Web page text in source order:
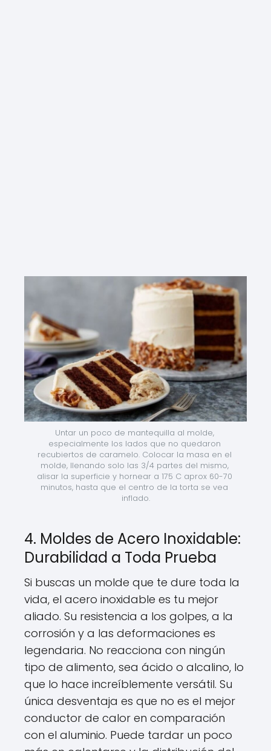
Untar un poco de mantequilla al molde,
especialmente los lados que no quedaron
recubiertos de caramelo. Colocar la masa en el
molde, llenando solo las 3/4 partes del mismo,
alisar la superficie y hornear a 175 C aprox 60-70
minutos, hasta que el centro de la torta se vea
inflado.
4. Moldes de Acero Inoxidable:
Durabilidad a Toda Prueba
Si buscas un molde que te dure toda la
vida, el acero inoxidable es tu mejor
aliado. Su resistencia a los golpes, a la
corrosión y a las deformaciones es
legendaria. No reacciona con ningún
tipo de alimento, sea ácido o alcalino, lo
que lo hace increíblemente versátil. Su
única desventaja es que no es el mejor
conductor de calor en comparación
con el aluminio. Puede tardar un poco